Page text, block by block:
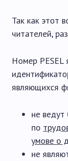
Так как этот
читателей,
Номер PESEL
являющихся
не
по
умове о
не